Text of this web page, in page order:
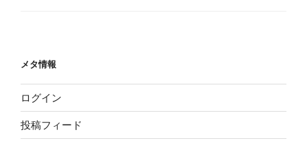
メタ情報
ログイン
投稿フィード